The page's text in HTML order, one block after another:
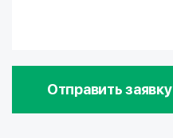
Отправить заявку